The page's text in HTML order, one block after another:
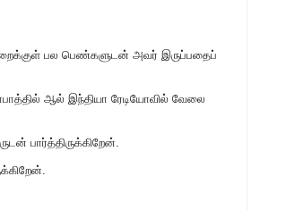
பல பெண்களுடன் அவர் இருப்பதைப்
ஆல் இந்தியா ரேடியோவில் வேலை
பார்த்திருக்கிறேன்.